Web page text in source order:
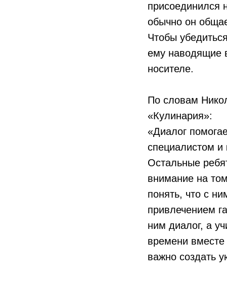
присоединился
обычно он
Чтобы
ему наводящие
носителе.
По словам
«Кулинария»:
«Диалог
специалистом
Остальные
внимание на
понять, что с
привлечением
ним диалог, а
времени вместе
важно создать